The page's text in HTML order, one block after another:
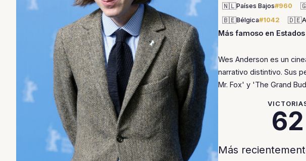
🇳🇱Países Bajos#960
🇧🇪Bélgica#1042 🇩🇪
Más famoso en
Wes Anderson es un
narrativo distintivo. Sus
Mr. Fox' y 'The Grand
62
Más